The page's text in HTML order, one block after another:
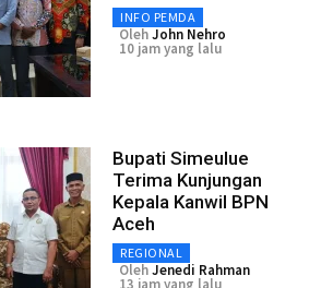
INFO PEMDA
OlehJohn Nehro
10 jam yang lalu
Bupati Simeulue
Terima Kunjungan
Kepala Kanwil BPN
Aceh
REGIONAL
OlehJenedi Rahman
13 jam yang lalu